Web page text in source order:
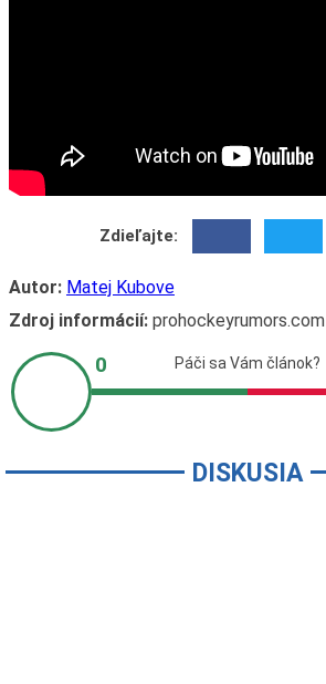
Zdieľajte:
Autor: Matej Kubove
Zdroj informácií:prohockeyrumors.com
DISKUSIA